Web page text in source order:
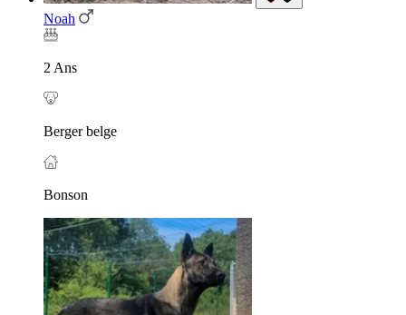
Noah
2 Ans
Berger belge
Bonson